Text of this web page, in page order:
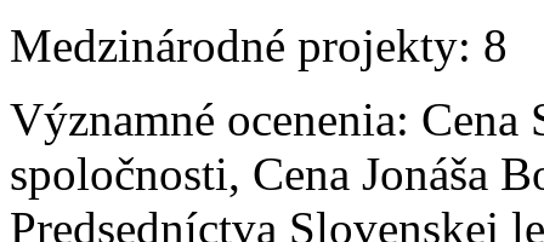
Medzinárodné projekty: 8
Významné ocenenia:
spoločnosti, Cena Jonáša
Predsedníctva Slovenskej